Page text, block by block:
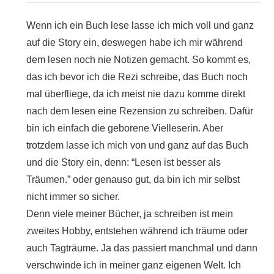
Wenn ich ein Buch lese lasse ich mich voll und ganz
auf die Story ein, deswegen habe ich mir während
dem lesen noch nie Notizen gemacht. So kommt es,
das ich bevor ich die Rezi schreibe, das Buch noch
mal überfliege, da ich meist nie dazu komme direkt
nach dem lesen eine Rezension zu schreiben. Dafür
bin ich einfach die geborene Vielleserin. Aber
trotzdem lasse ich mich von und ganz auf das Buch
und die Story ein, denn: “Lesen ist besser als
Träumen.” oder genauso gut, da bin ich mir selbst
nicht immer so sicher.
Denn viele meiner Bücher, ja schreiben ist mein
zweites Hobby, entstehen während ich träume oder
auch Tagträume. Ja das passiert manchmal und dann
verschwinde ich in meiner ganz eigenen Welt. Ich